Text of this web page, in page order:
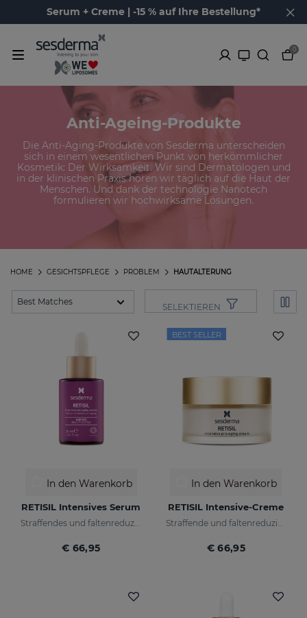
Serum + Creme | -15 % auf Ihre Bestellung*
0
Anti-Ageing-Produkte
Die Anti-Aging-Produkte von Sesderma unterscheiden
sich in einem wesentlichen Punkt von herkömmlicher
Kosmetik: Der Wirksamkeit. Wir sind Dermatologen und
in der klinischen Praxis hören wir täglich auf die Haut der
Menschen. Und dank der technologie Nanotech
formulieren wir hochwirksame Lösungen.
HAUTALTERUNG
PROBLEM
GESICHTSPFLEGE
HOME
SELEKTIEREN
In den Warenkorb
RETISIL Intensives Serum
Straffendes und faltenreduzierendes Pro-Aging-Intensiv-Serum
€ 66,95
BEST SELLER
In den Warenkorb
RETISIL Intensive-Creme
Straffende und faltenreduzierende Pro-Aging-Gesichtscreme
€ 66,95